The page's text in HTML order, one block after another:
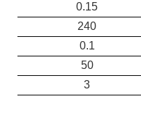
0.15
240
0.1
50
3